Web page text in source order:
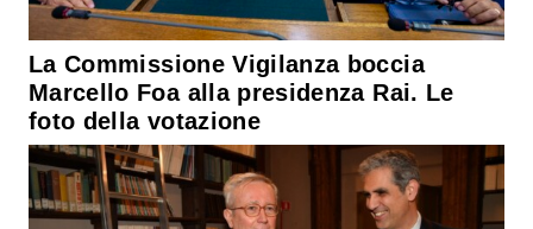
La Commissione Vigilanza boccia
Marcello Foa alla presidenza Rai. Le
foto della votazione